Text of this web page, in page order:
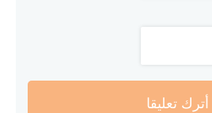
أترك تعليقا